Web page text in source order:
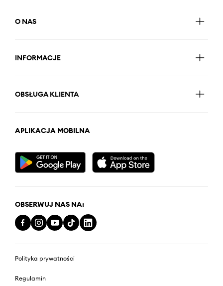
O NAS
INFORMACJE
OBSŁUGA KLIENTA
APLIKACJA MOBILNA
OBSERWUJ NAS NA:
Polityka prywatności
Regulamin